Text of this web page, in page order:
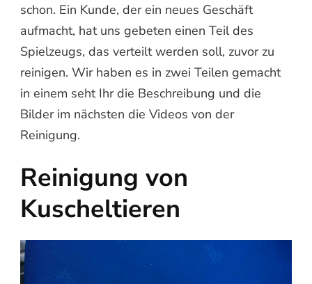
schon. Ein Kunde, der ein neues Geschäft
aufmacht, hat uns gebeten einen Teil des
Spielzeugs, das verteilt werden soll, zuvor zu
reinigen. Wir haben es in zwei Teilen gemacht
in einem seht Ihr die Beschreibung und die
Bilder im nächsten die Videos von der
Reinigung.
Reinigung von
Kuscheltieren